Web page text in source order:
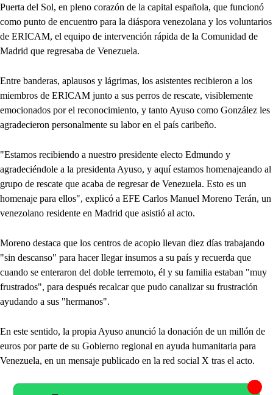
Puerta del Sol, en pleno corazón de la capital española, que funcionó
como punto de encuentro para la diáspora venezolana y los voluntarios
de ERICAM, el equipo de intervención rápida de la Comunidad de
Madrid que regresaba de Venezuela.
Entre banderas, aplausos y lágrimas, los asistentes recibieron a los
miembros de ERICAM junto a sus perros de rescate, visiblemente
emocionados por el reconocimiento, y tanto Ayuso como González les
agradecieron personalmente su labor en el país caribeño.
"Estamos recibiendo a nuestro presidente electo Edmundo y
agradeciéndole a la presidenta Ayuso, y aquí estamos homenajeando al
grupo de rescate que acaba de regresar de Venezuela. Esto es un
homenaje para ellos", explicó a EFE Carlos Manuel Moreno Terán, un
venezolano residente en Madrid que asistió al acto.
Moreno destaca que los centros de acopio llevan diez días trabajando
"sin descanso" para hacer llegar insumos a su país y recuerda que
cuando se enteraron del doble terremoto, él y su familia estaban "muy
frustrados", para después recalcar que pudo canalizar su frustración
ayudando a sus "hermanos".
En este sentido, la propia Ayuso anunció la donación de un millón de
euros por parte de su Gobierno regional en ayuda humanitaria para
Venezuela, en un mensaje publicado en la red social X tras el acto.